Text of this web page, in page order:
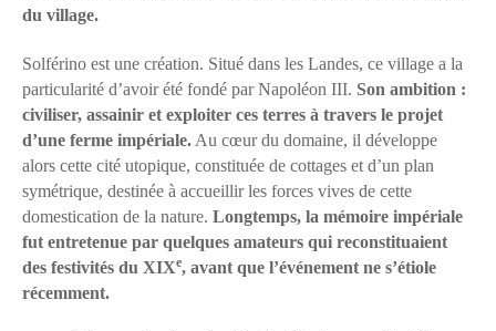
du village.
Solférino est une création. Situé dans les Landes, ce village a la
particularité d’avoir été fondé par Napoléon III. Son ambition :
civiliser, assainir et exploiter ces terres à travers le projet
d’une ferme impériale. Au cœur du domaine, il développe
alors cette cité utopique, constituée de cottages et d’un plan
symétrique, destinée à accueillir les forces vives de cette
domestication de la nature. Longtemps, la mémoire impériale
fut entretenue par quelques amateurs qui reconstituaient
des festivités du XIXe, avant que l’événement ne s’étiole
récemment.